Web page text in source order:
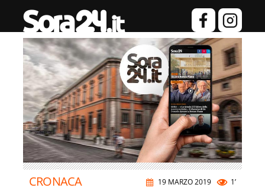
19 MARZO 2019 1’
CRONACA